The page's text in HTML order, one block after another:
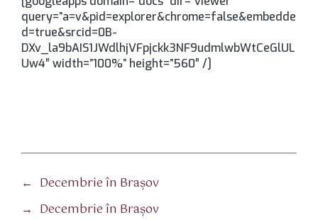
query=”a=v&pid=explorer&chrome=false&embedde
d=true&srcid=0B-
DXv_la9bAIS1JWdlhjVFpjckk3NF9udmlwbWtCeGlUL
Uw4″ width=”100%” height=”560″ /]
← Decembrie în Braşov
→ Decembrie în Braşov